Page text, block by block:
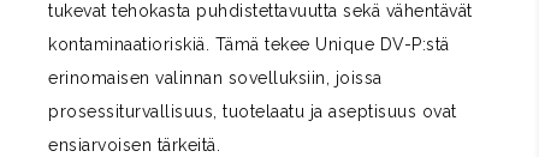
tukevat tehokasta puhdistettavuutta sekä vähentävät
kontaminaatioriskiä. Tämä tekee Unique DV-P:stä
erinomaisen valinnan sovelluksiin, joissa
prosessiturvallisuus, tuotelaatu ja aseptisuus ovat
ensiarvoisen tärkeitä.